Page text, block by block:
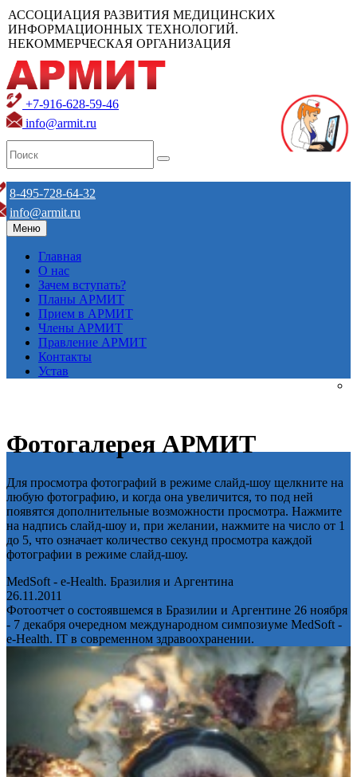
АССОЦИАЦИЯ РАЗВИТИЯ МЕДИЦИНСКИХ
ИНФОРМАЦИОННЫХ ТЕХНОЛОГИЙ.
НЕКОММЕРЧЕСКАЯ ОРГАНИЗАЦИЯ
+7-916-628-59-46
info@armit.ru
8-495-728-64-32
info@armit.ru
Меню
Главная
О нас
Зачем вступать?
Планы АРМИТ
Прием в АРМИТ
Члены АРМИТ
Правление АРМИТ
Контакты
Устав
Фотогалерея АРМИТ
Для просмотра фотографий в режиме слайд-шоу щелкните на
любую фотографию, и когда она увеличится, то под ней
появятся дополнительные возможности просмотра. Нажмите
на надпись слайд-шоу и, при желании, нажмите на число от 1
до 5, что означает количество секунд просмотра каждой
фотографии в режиме слайд-шоу.
MedSoft - e-Health. Бразилия и Аргентина
26.11.2011
Фотоотчет о состоявшемся в Бразилии и Аргентине 26 ноября
- 7 декабря очередном международном симпозиуме MedSoft -
e-Health. IT в современном здравоохранении.